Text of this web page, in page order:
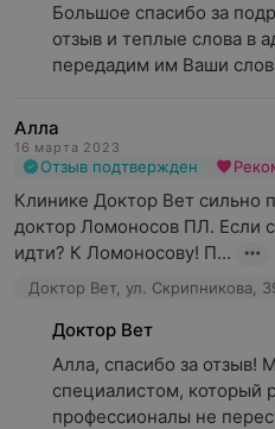
Большое спасибо за
отзыв и теплые слова в
передадим им Ваши
Алла
16 марта 2023
Отзыв подтвержден
Клинике Доктор Вет сильно
доктор Ломоносов ПЛ. Если
идти? К Ломоносову! П...
Доктор Вет, ул. Скрипникова,
Доктор Вет
Алла, спасибо за
специалистом, который
профессионалы не